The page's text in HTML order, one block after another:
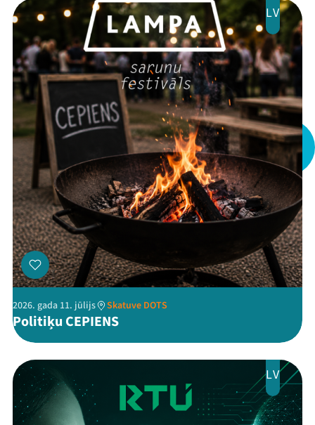
Mana programma
Festivāls
Programma
Jaunumi
LV
2026. gada 11. jūlijs Skatuve DOTS
Politiķu CEPIENS
LV